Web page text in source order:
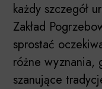
każdy szczegół
Zakład
sprostać
różne wyznania,
szanujące